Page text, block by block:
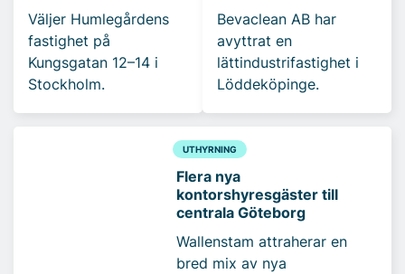
Väljer Humlegårdens
fastighet på
Kungsgatan 12–14 i
Stockholm.
Bevaclean AB har
avyttrat en
lättindustrifastighet i
Löddeköpinge.
UTHYRNING
Flera nya
kontorshyresgäster till
centrala Göteborg
Wallenstam attraherar en
bred mix av nya